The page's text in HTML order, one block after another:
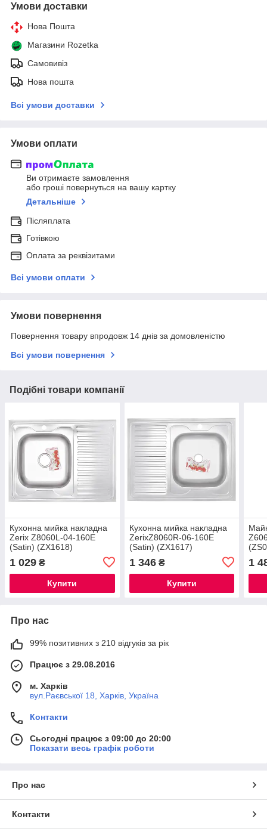
Умови доставки
Нова Пошта
Магазини Rozetka
Самовивіз
Нова пошта
Всі умови доставки
Умови оплати
Ви отримаєте замовлення
або гроші повернуться на вашу картку
Детальніше
Післяплата
Готівкою
Оплата за реквізитами
Всі умови оплати
Умови повернення
Повернення товару впродовж 14 днів за домовленістю
Всі умови повернення
Подібні товари компанії
Кухонна мийка накладна
Zerix Z8060L-04-160E
(Satin) (ZX1618)
1 029 ₴
Купити
Кухонна мийка накладна
ZerixZ8060R-06-160E
(Satin) (ZX1617)
1 346₴
Купити
1
Про нас
99% позитивних з 210 відгуків за рік
Працює з 29.08.2016
м. Харків
вул.Раєвської 18, Харків, Україна
Контакти
Сьогодні працює з 09:00 до 20:00
Показати весь графік роботи
Про нас
Контакти